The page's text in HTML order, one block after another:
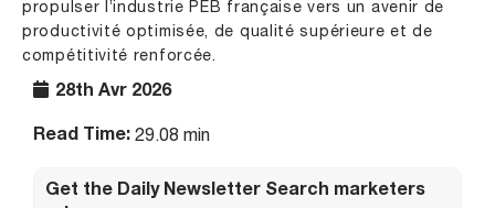
28th Avr 2026
Read Time: 29.08 min
Get the Daily Newsletter Search marketers
propulser l’industrie PEB française vers un avenir de
productivité optimisée, de qualité supérieure et de
compétitivité renforcée.